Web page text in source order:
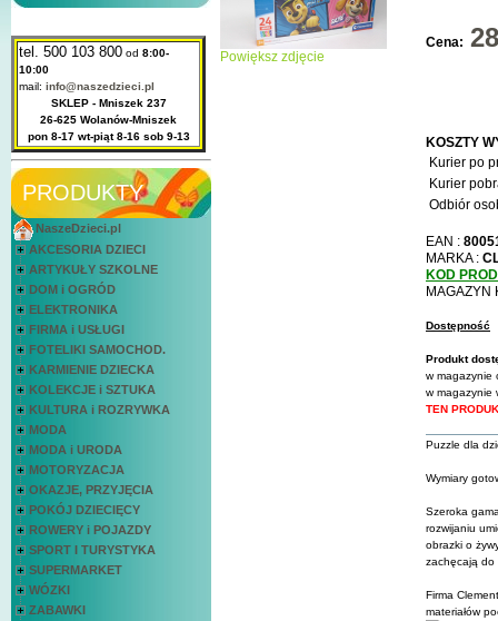
tel. 500 103 800 od 8:00-
10:00
mail: info@naszedzieci.pl
SKLEP - Mniszek 237
26-625 Wolanów-Mniszek
pon 8-17 wt-piąt 8-16 sob 9-13
PRODUKTY
NaszeDzieci.pl
AKCESORIA DZIECI
ARTYKUŁY SZKOLNE
DOM i OGRÓD
ELEKTRONIKA
FIRMA i USŁUGI
FOTELIKI SAMOCHOD.
KARMIENIE DZIECKA
KOLEKCJE i SZTUKA
KULTURA i ROZRYWKA
MODA
MODA i URODA
MOTORYZACJA
OKAZJE, PRZYJĘCIA
POKÓJ DZIECIĘCY
ROWERY i POJAZDY
SPORT I TURYSTYKA
SUPERMARKET
WÓZKI
ZABAWKI
Powiększ zdjęcie
Cena:
KOSZTY
Kurier po
Kurier
Odbiór
EAN :
MARKA :
KOD
MAGAZYN
Dostępność
Produkt
w magazynie
w magazynie
Puzzle dla
Wymiary
Szeroka
rozwijaniu
obrazki o
zachęcają do
Firma
materiałów